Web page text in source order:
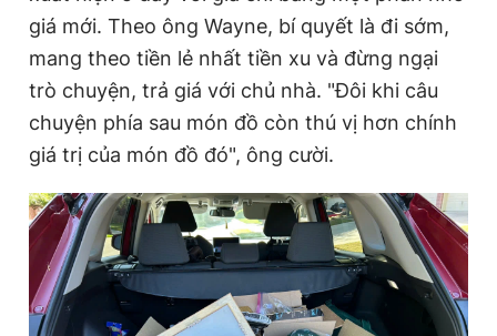
giá mới. Theo ông Wayne, bí quyết là đi sớm,
mang theo tiền lẻ nhất tiền xu và đừng ngại
trò chuyện, trả giá với chủ nhà. "Đôi khi câu
chuyện phía sau món đồ còn thú vị hơn chính
giá trị của món đồ đó", ông cười.